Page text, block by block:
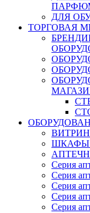
ДЛЯ
ТОРГОВАЯ
ШКАФЫ
Серия
Серия
Серия
Серия
Серия